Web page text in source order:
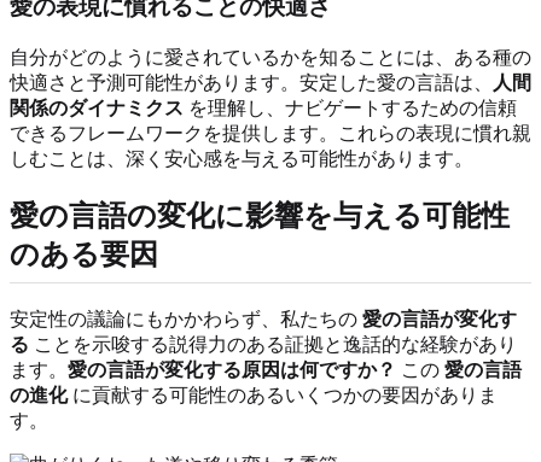
愛の表現に慣れることの快適さ
自分がどのように愛されているかを知ることには、ある種の
快適さと予測可能性があります。安定した愛の言語は、
人間
関係のダイナミクス を理解し、ナビゲートするための信頼
できるフレームワークを提供します。これらの表現に慣れ親
しむことは、深く安心感を与える可能性があります。
愛の言語の変化に影響を与える可能性
のある要因
安定性の議論にもかかわらず、私たちの 愛の言語が変化す
る ことを示唆する説得力のある証拠と逸話的な経験があり
ます。 愛の言語が変化する原因は何ですか？ この 愛の言語
の進化に貢献する可能性のあるいくつかの要因がありま
す。